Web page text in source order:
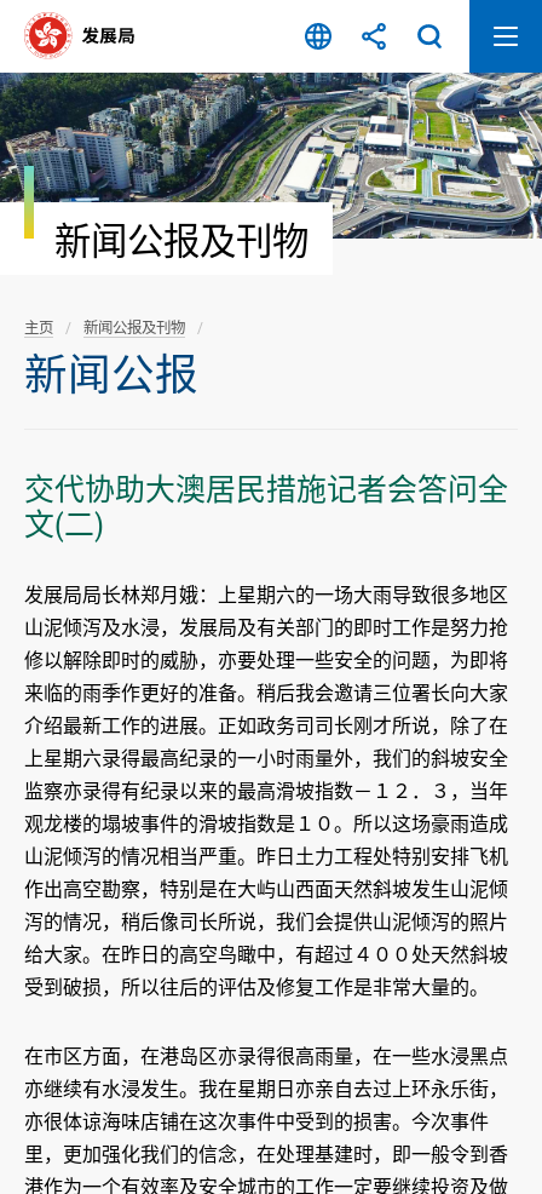
容
开
始
新闻公报及刊物
主页 新闻公报及刊物
新闻公报
交代协助大澳居民措施记者会答问全
文(二)
发展局局长林郑月娥：上星期六的一场大雨导致很多地区
山泥倾泻及水浸，发展局及有关部门的即时工作是努力抢
修以解除即时的威胁，亦要处理一些安全的问题，为即将
来临的雨季作更好的准备。稍后我会邀请三位署长向大家
介绍最新工作的进展。正如政务司司长刚才所说，除了在
上星期六录得最高纪录的一小时雨量外，我们的斜坡安全
监察亦录得有纪录以来的最高滑坡指数－１２．３，当年
观龙楼的塌坡事件的滑坡指数是１０。所以这场豪雨造成
山泥倾泻的情况相当严重。昨日土力工程处特别安排飞机
作出高空勘察，特别是在大屿山西面天然斜坡发生山泥倾
泻的情况，稍后像司长所说，我们会提供山泥倾泻的照片
给大家。在昨日的高空鸟瞰中，有超过４００处天然斜坡
受到破损，所以往后的评估及修复工作是非常大量的。
在市区方面，在港岛区亦录得很高雨量，在一些水浸黑点
亦继续有水浸发生。我在星期日亦亲自去过上环永乐街，
亦很体谅海味店铺在这次事件中受到的损害。今次事件
里，更加强化我们的信念，在处理基建时，即一般令到香
港作为一个有效率及安全城市的工作一定要继续投资及做